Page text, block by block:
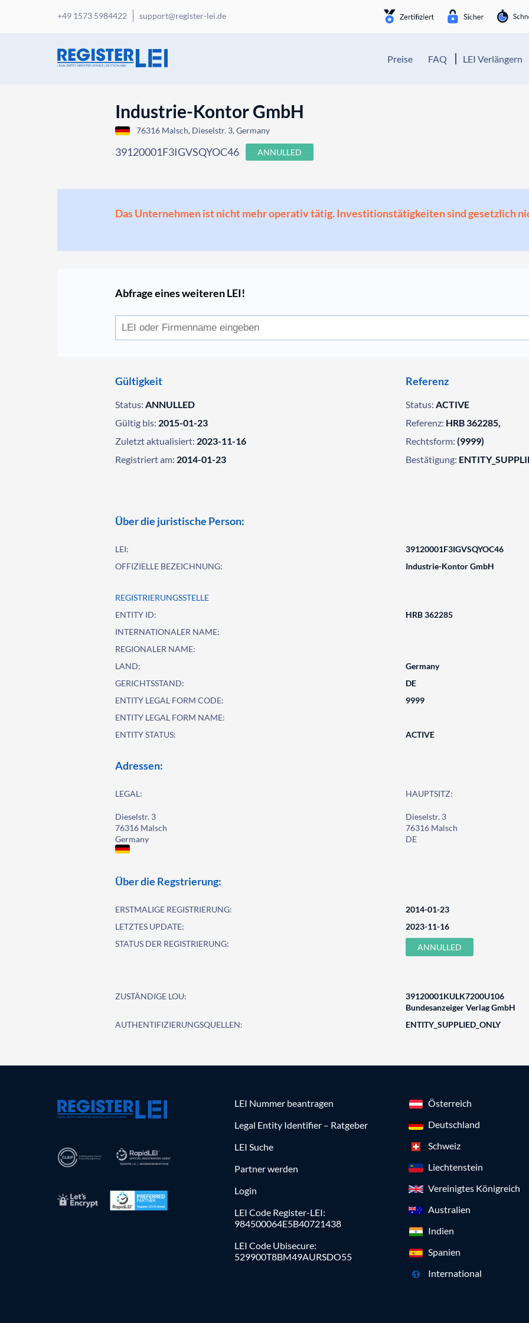
+49 1573 5984422 support@register-lei.de
Preise FAQ LEI Verlängern
Industrie-Kontor GmbH
76316 Malsch, Dieselstr. 3, Germany
39120001F3IGVSQYOC46 ANNULLED
Das Unternehmen ist nicht mehr operativ tätig. Investitionstätigkeiten sind gesetzlich
Abfrage eines weiteren LEI!
Gültigkeit
Status: ANNULLED
Gültig bis: 2015-01-23
Zuletzt aktualisiert: 2023-11-16
Registriert am: 2014-01-23
Referenz
Status: ACTIVE
Referenz: HRB 362285,
Rechtsform: (9999)
Bestätigung:
Über die juristische Person:
LEI:
39120001F3IGVSQYOC46
OFFIZIELLE BEZEICHNUNG:
Industrie-Kontor GmbH
REGISTRIERUNGSSTELLE
ENTITY ID:
HRB 362285
INTERNATIONALER NAME:
REGIONALER NAME:
LAND:
Germany
GERICHTSSTAND:
DE
ENTITY LEGAL FORM CODE:
9999
ENTITY LEGAL FORM NAME:
ENTITY STATUS:
ACTIVE
Adressen:
LEGAL:
Dieselstr. 3
76316 Malsch
Germany
HAUPTSITZ:
Dieselstr. 3
76316 Malsch
DE
Über die Regstrierung:
ERSTMALIGE REGISTRIERUNG:
2014-01-23
LETZTES UPDATE:
2023-11-16
STATUS DER REGISTRIERUNG:
ANNULLED
ZUSTÄNDIGE LOU:
39120001KULK7200U106
Bundesanzeiger Verlag GmbH
AUTHENTIFIZIERUNGSQUELLEN:
ENTITY_SUPPLIED_ONLY
LEI Nummer beantragen
Legal Entity Identifier – Ratgeber
LEI Suche
Partner werden
Login
LEI Code Register-LEI:
984500064E5B40721438
LEI Code Ubisecure:
529900T8BM49AURSDO55
Österreich
Deutschland
Schweiz
Liechtenstein
Vereinigtes Königreich
Australien
Indien
Spanien
International